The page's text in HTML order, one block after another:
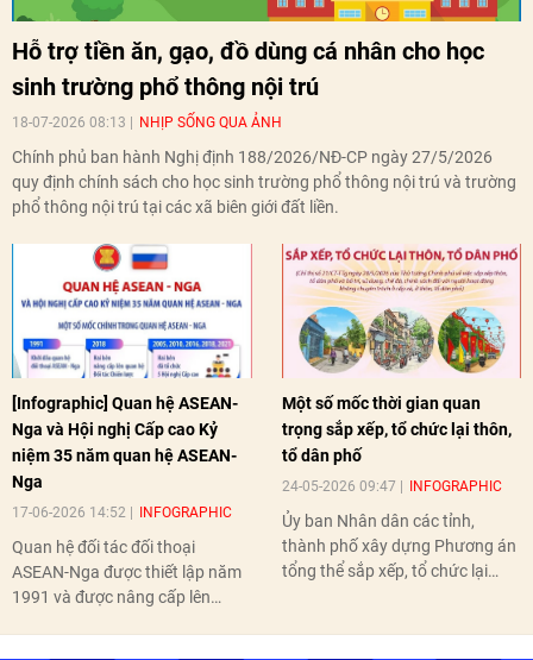
Hỗ trợ tiền ăn, gạo, đồ dùng cá nhân cho học
sinh trường phổ thông nội trú
18-07-2026 08:13 NHỊP SỐNG QUA ẢNH
Chính phủ ban hành Nghị định 188/2026/NĐ-CP ngày 27/5/2026
quy định chính sách cho học sinh trường phổ thông nội trú và trường
phổ thông nội trú tại các xã biên giới đất liền.
[Infographic] Quan hệ ASEAN-
Nga và Hội nghị Cấp cao Kỷ
niệm 35 năm quan hệ ASEAN-
Nga
17-06-2026 14:52 INFOGRAPHIC
Quan hệ đối tác đối thoại
ASEAN-Nga được thiết lập năm
1991 và được nâng cấp lên
Một số mốc thời gian quan
trọng sắp xếp, tổ chức lại thôn,
tổ dân phố
24-05-2026 09:47 INFOGRAPHIC
Ủy ban Nhân dân các tỉnh,
thành phố xây dựng Phương án
tổng thể sắp xếp, tổ chức lại